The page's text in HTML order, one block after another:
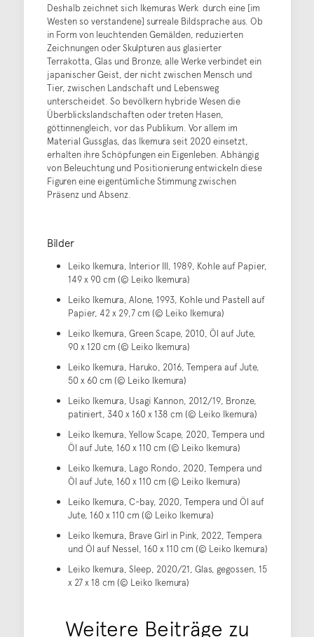
Deshalb zeichnet sich Ikemuras Werk durch eine [im
Westen so verstandene] surreale Bildsprache aus. Ob
in Form von leuchtenden Gemälden, reduzierten
Zeichnungen oder Skulpturen aus glasierter
Terrakotta, Glas und Bronze, alle Werke verbindet ein
japanischer Geist, der nicht zwischen Mensch und
Tier, zwischen Landschaft und Lebensweg
unterscheidet. So bevölkern hybride Wesen die
Überblickslandschaften oder treten Hasen,
göttinnengleich, vor das Publikum. Vor allem im
Material Gussglas, das Ikemura seit 2020 einsetzt,
erhalten ihre Schöpfungen ein Eigenleben. Abhängig
von Beleuchtung und Positionierung entwickeln diese
Figuren eine eigentümliche Stimmung zwischen
Präsenz und Absenz.
Bilder
Leiko Ikemura, Interior III, 1989, Kohle auf Papier,
149 x 90 cm (© Leiko Ikemura)
Leiko Ikemura, Alone, 1993, Kohle und Pastell auf
Papier, 42 x 29,7 cm (© Leiko Ikemura)
Leiko Ikemura, Green Scape, 2010, Öl auf Jute,
90 x 120 cm (© Leiko Ikemura)
Leiko Ikemura, Haruko, 2016, Tempera auf Jute,
50 x 60 cm (© Leiko Ikemura)
Leiko Ikemura, Usagi Kannon, 2012/19, Bronze,
patiniert, 340 x 160 x 138 cm (© Leiko Ikemura)
Leiko Ikemura, Yellow Scape, 2020, Tempera und
Öl auf Jute, 160 x 110 cm (© Leiko Ikemura)
Leiko Ikemura, Lago Rondo, 2020, Tempera und
Öl auf Jute, 160 x 110 cm (© Leiko Ikemura)
Leiko Ikemura, C-bay, 2020, Tempera und Öl auf
Jute, 160 x 110 cm (© Leiko Ikemura)
Leiko Ikemura, Brave Girl in Pink, 2022, Tempera
und Öl auf Nessel, 160 x 110 cm (© Leiko Ikemura)
Leiko Ikemura, Sleep, 2020/21, Glas, gegossen, 15
x 27 x 18 cm (© Leiko Ikemura)
Weitere Beiträge zu